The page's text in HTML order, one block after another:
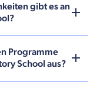
gibt es an
Programme
School aus?